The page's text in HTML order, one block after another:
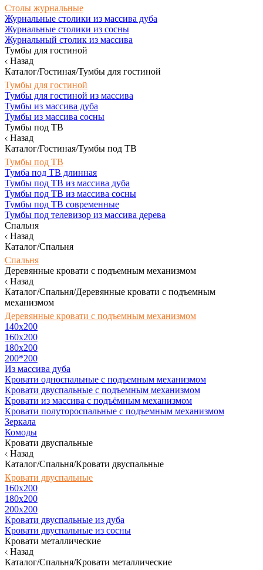
Столы журнальные
Журнальные столики из массива дуба
Журнальные столики из сосны
Журнальный столик из массива
Тумбы для гостиной
Назад
Каталог/Гостиная/Тумбы для гостиной
Тумбы для гостиной
Тумбы для гостиной из массива
Тумбы из массива дуба
Тумбы из массива сосны
Тумбы под ТВ
Назад
Каталог/Гостиная/Тумбы под ТВ
Тумбы под ТВ
Тумба под ТВ длинная
Тумбы под ТВ из массива дуба
Тумбы под ТВ из массива сосны
Тумбы под ТВ современные
Тумбы под телевизор из массива дерева
Спальня
Назад
Каталог/Спальня
Спальня
Деревянные кровати с подъемным механизмом
Назад
Каталог/Спальня/Деревянные кровати с подъемным
механизмом
Деревянные кровати с подъемным механизмом
140x200
160х200
180х200
200*200
Из массива дуба
Кровати односпальные с подъемным механизмом
Кровати двуспальные с подъемным механизмом
Кровати из массива с подъёмным механизмом
Кровати полутороспальные с подъемным механизмом
Зеркала
Комоды
Кровати двуспальные
Назад
Каталог/Спальня/Кровати двуспальные
Кровати двуспальные
160х200
180x200
200x200
Кровати двуспальные из дуба
Кровати двуспальные из сосны
Кровати металлические
Назад
Каталог/Спальня/Кровати металлические